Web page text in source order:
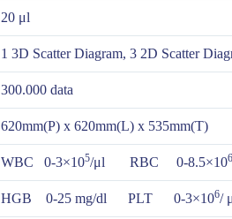
20 μl
1 3D Scatter Diagram, 3 2D Scatter
300.000 data
620mm(P) x 620mm(L) x 535mm(T)
WBC 0-3×105/μl RBC 0-8.5×106
HGB 0-25 mg/dl PLT 0-3×106/